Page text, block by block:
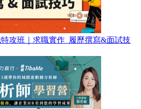
特攻班｜求職實作_履歷撰寫&面試技